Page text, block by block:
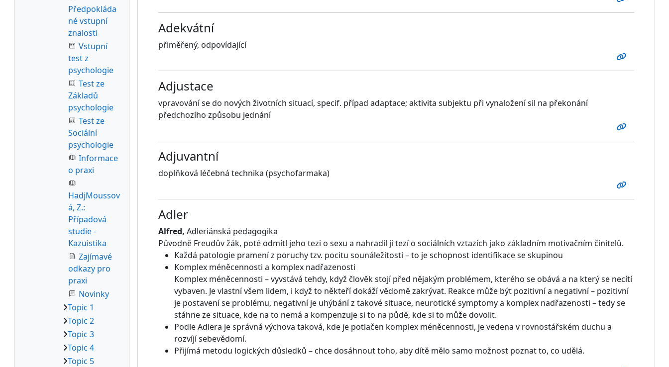
Adekvátní
přiměřený, odpovídající
Adjustace
vpravování se do nových životních situací, specif. případ adaptace; aktivita subjektu při vynaložení sil na překonání
předchozího způsobu jednání
Adjuvantní
doplňková léčebná technika (psychofarmaka)
Adler
Alfred,Adleriánská pedagogika
Původně Freudův žák, poté odmítl jeho tezi o sexu a nahradil ji tezí o sociálních vztazích jako základním motivačním činitelů.
Každá patologie pramení z poruchy tzv. pocitu sounáležitosti – to je schopnost identifikace se skupinou
Komplex méněcennosti a komplex nadřazenosti
Komplex méněcennosti – vyvstává tehdy, když člověk stojí před nějakým problémem, kterého se obává a na který se necítí
vybaven. Je vlastní všem lidem, i když to někteří dokáží vědomě zakrývat. Reakce může být pozitivní a negativní – pozitivní
je postavení se problému, negativní je uhýbání z takové situace, neurotické symptomy a komplex nadřazenosti – tedy se
stáhne ze situace, kde na to nemá a kompenzuje si to na půdě, kde si to může dovolit.
Podle Adlera je správná výchova taková, kde je potlačen komplex méněcennosti, je vedena v rovnostářském duchu a
rozvíjí sebevědomí.
Přijímá metodu logických důsledků – chce dosáhnout toho, aby dítě mělo samo možnost poznat to, co udělá.
Předpokláda
né vstupní
znalosti
Vstupní
test z
psychologie
Test ze
Základů
psychologie
Test ze
Sociální
psychologie
Informace
o praxi
HadjMoussov
á, Z.:
Případová
studie -
Kazuistika
Zajímavé
odkazy pro
praxi
Novinky
Topic 1
Topic 2
Topic 3
Topic 4
Topic 5